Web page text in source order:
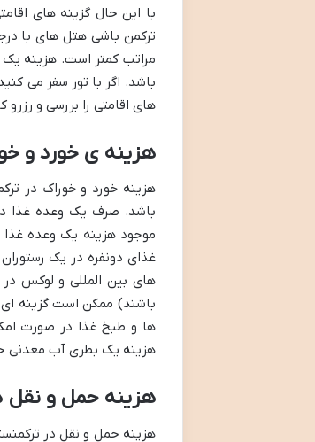
با این حال گزینه های
ترکمن باشی هتل های با
باشد. اگر با تور سفر می
های اقامتی را بررسی و
هزینه ی خورد و
هزینه خورد و خوراک در
باشد. صرف یک وعده غذا
های بین المللی و لوکس
ها و طبخ غذا در صورت
هزینه یک بطری آب معدنی حدود ۰.۷۰ دلار و یک فنجان قهوه حدود ۲.۲۴ دلار
هزینه حمل و نقل
هزینه حمل و نقل در